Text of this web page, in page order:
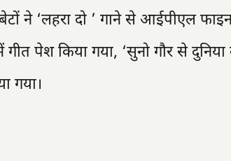
ने ‘लहरा दो ’ गाने से आईपीएल
पेश किया गया, ‘सुनो गौर से दुनिया
गया।